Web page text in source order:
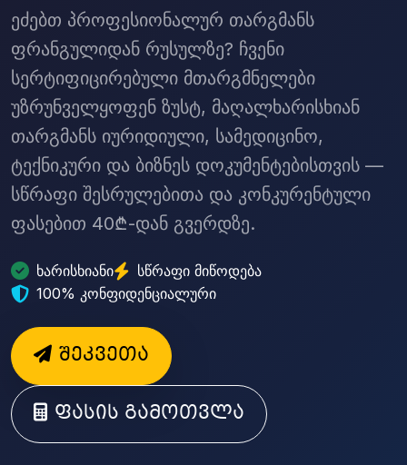
ეძებთ პროფესიონალურ თარგმანს
ფრანგულიდან რუსულზე? ჩვენი
სერტიფიცირებული მთარგმნელები
უზრუნველყოფენ ზუსტ, მაღალხარისხიან
თარგმანს იურიდიული, სამედიცინო,
ტექნიკური და ბიზნეს დოკუმენტებისთვის —
სწრაფი შესრულებითა და კონკურენტული
ფასებით 40₾-დან გვერდზე.
ხარისხიანი
სწრაფი მიწოდება
100% კონფიდენციალური
შეკვეთა
ფასის გამოთვლა